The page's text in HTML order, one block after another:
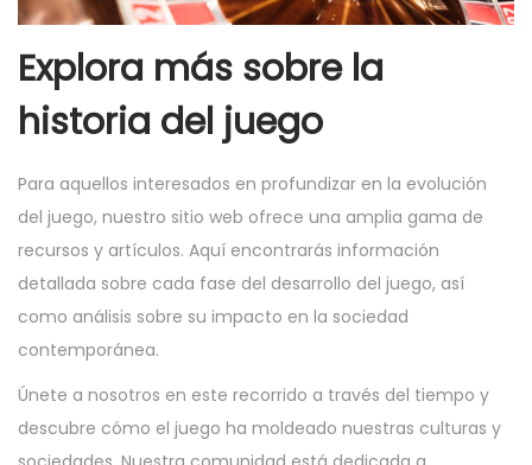
Explora más sobre la
historia del juego
Para aquellos interesados en profundizar en la evolución
del juego, nuestro sitio web ofrece una amplia gama de
recursos y artículos. Aquí encontrarás información
detallada sobre cada fase del desarrollo del juego, así
como análisis sobre su impacto en la sociedad
contemporánea.
Únete a nosotros en este recorrido a través del tiempo y
descubre cómo el juego ha moldeado nuestras culturas y